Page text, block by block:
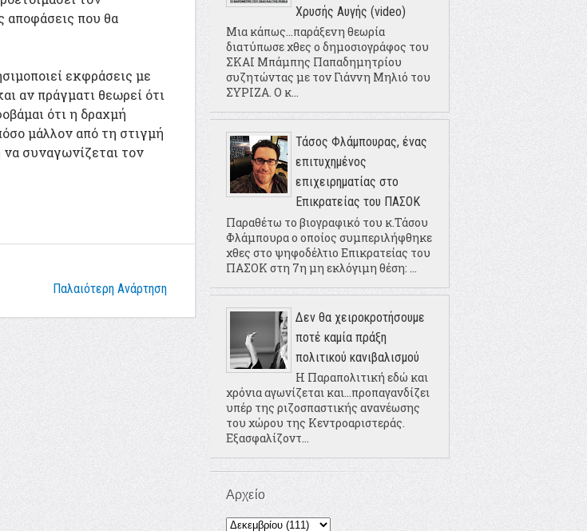
αποφάσεις που θα
εκφράσεις με
αν πράγματι θεωρεί ότι
ότι η δραχμή
μάλλον από τη στιγμή
συναγωνίζεται τον
Παλαιότερη Ανάρτηση
Χρυσής Αυγής (video)
Μια κάπως...παράξενη θεωρία
διατύπωσε χθες ο δημοσιογράφος του
ΣΚΑΙ Μπάμπης Παπαδημητρίου
συζητώντας με τον Γιάννη Μηλιό του
ΣΥΡΙΖΑ. Ο κ...
Τάσος Φλάμπουρας, ένας
επιτυχημένος
επιχειρηματίας στο
Επικρατείας του ΠΑΣΟΚ
Παραθέτω το βιογραφικό του κ.Τάσου
Φλάμπουρα ο οποίος συμπεριλήφθηκε
χθες στο ψηφοδέλτιο Επικρατείας του
ΠΑΣΟΚ στη 7η μη εκλόγιμη θέση: ...
Δεν θα χειροκροτήσουμε
ποτέ καμία πράξη
πολιτικού κανιβαλισμού
Η Παραπολιτική εδώ και
χρόνια αγωνίζεται και...προπαγανδίζει
υπέρ της ριζοσπαστικής ανανέωσης
του χώρου της Κεντροαριστεράς.
Εξασφαλίζοντ...
Αρχείο